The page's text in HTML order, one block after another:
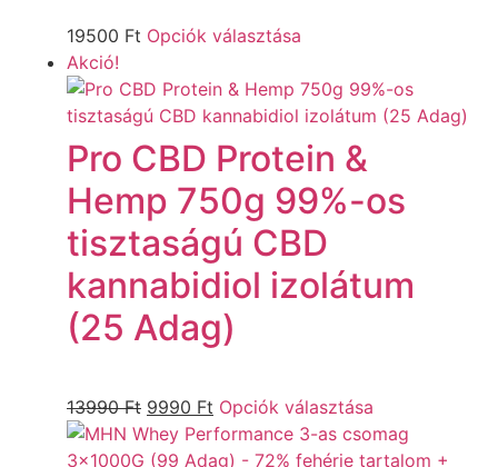
19500 Ft Opciók választása
Akció!
Pro CBD Protein &
Hemp 750g 99%-os
tisztaságú CBD
kannabidiol izolátum
(25 Adag)
13990Ft 9990 Ft Opciók választása